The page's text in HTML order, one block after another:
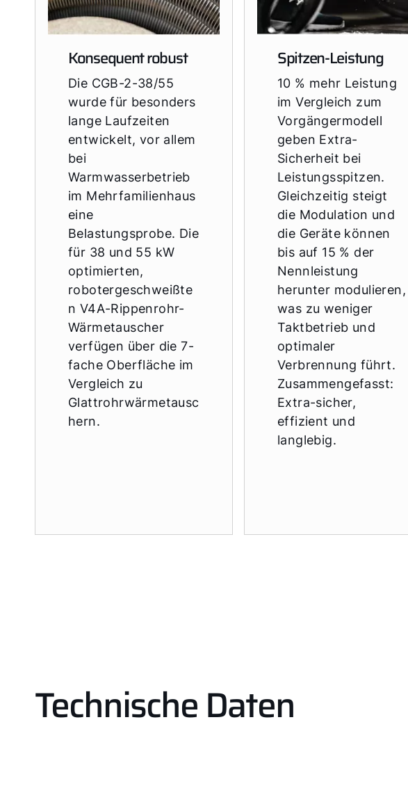
Konsequent robust
Die CGB-2-38/55
wurde für besonders
lange Laufzeiten
entwickelt, vor allem
bei
Warmwasserbetrieb
im Mehrfamilienhaus
eine
Belastungsprobe. Die
für 38 und 55 kW
optimierten,
robotergeschweißte
n V4A-Rippenrohr-
Wärmetauscher
verfügen über die 7-
fache Oberfläche im
Vergleich zu
Glattrohrwärmetausc
hern.
Spitzen-Leistung
10 % mehr Leistung
im Vergleich zum
Vorgängermodell
geben Extra-
Sicherheit bei
Leistungsspitzen.
Gleichzeitig steigt
die Modulation und
die Geräte können
bis auf 15 % der
Nennleistung
herunter modulieren,
was zu weniger
Taktbetrieb und
optimaler
Verbrennung führt.
Zusammengefasst:
Extra-sicher,
effizient und
langlebig.
Technische Daten